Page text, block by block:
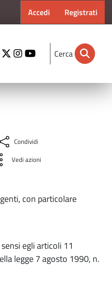
Menu profilo
Accedi Registrati
Cerca
Condividi
Vedi azioni
con particolare
egli articoli 11
legge 7 agosto 1990, n.